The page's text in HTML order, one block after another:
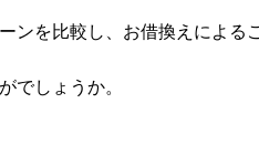
ンを比較し、お借換えによる
でしょうか。